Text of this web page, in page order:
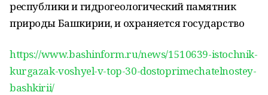
республики и гидрогеологический памятник
природы Башкирии, и охраняется государство
https://www.bashinform.ru/news/1510639-istochnik-
kurgazak-voshyel-v-top-30-dostoprimechatelnostey-
bashkirii/